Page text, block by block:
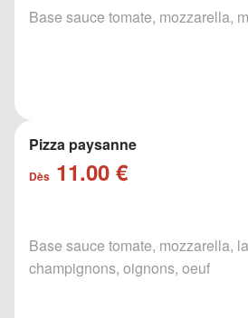
Base sauce tomate, mozzarella,
Pizza paysanne
Dès 11.00 €
Base sauce tomate, mozzarella,
champignons, oignons, oeuf